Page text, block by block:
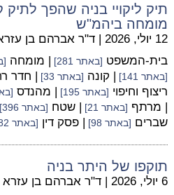
תיק ליקויי בניה שהפך לתיק
מומחה ביהמ"ש
12 יולי, 2026 | ד"ר אברהם בן
בית-המשפט [באתר 281] | מומחה
[באתר 141] | קונה [באתר 33] | חדר
ריצוף וחיפוי [באתר 195] | מהנדס
| מרתף [באתר 21] | שטח [באתר 396]
שברים [באתר 98] | פסק דין [באתר 482]
תוקפו של היתר בניה
6 יולי, 2026 | ד"ר אברהם בן עזרא